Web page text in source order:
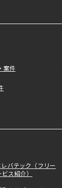
案件
レバテック（フリー
ス紹介）